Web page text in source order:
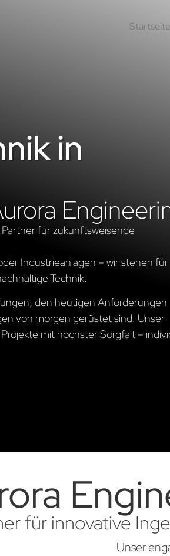
Startseite
in
Partner für zukunftsweisende
Industrieanlagen – wir stehen für
Technik.
den heutigen Anforderungen
von morgen gerüstet sind. Unser
mit höchster Sorgfalt –
für innovative
Unser